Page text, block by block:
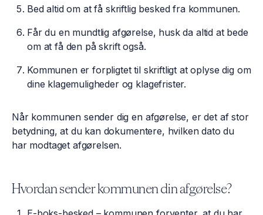
Bed altid om at få skriftlig besked fra kommunen.
Får du en mundtlig afgørelse, husk da altid at bede
om at få den på skrift også.
Kommunen er forpligtet til skriftligt at oplyse dig om
dine klagemuligheder og klagefrister.
Når kommunen sender dig en afgørelse, er det af stor
betydning, at du kan dokumentere, hvilken dato du
har modtaget afgørelsen.
Hvordan sender kommunen din afgørelse?